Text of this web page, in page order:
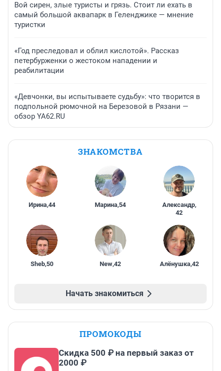
Вой сирен, злые туристы и грязь. Стоит ли ехать в
самый большой аквапарк в Геленджике — мнение
туристки
«Год преследовал и облил кислотой». Рассказ
петербурженки о жестоком нападении и
реабилитации
«Девчонки, вы испытываете судьбу»: что творится в
подпольной рюмочной на Березовой в Рязани —
обзор YA62.RU
ЗНАКОМСТВА
Ирина,44 Марина,54 Александр,
42
Sheb,50 New,42 Алёнушка,42
Начать знакомиться
ПРОМОКОДЫ
Скидка 500 ₽ на первый заказ от
2000 ₽